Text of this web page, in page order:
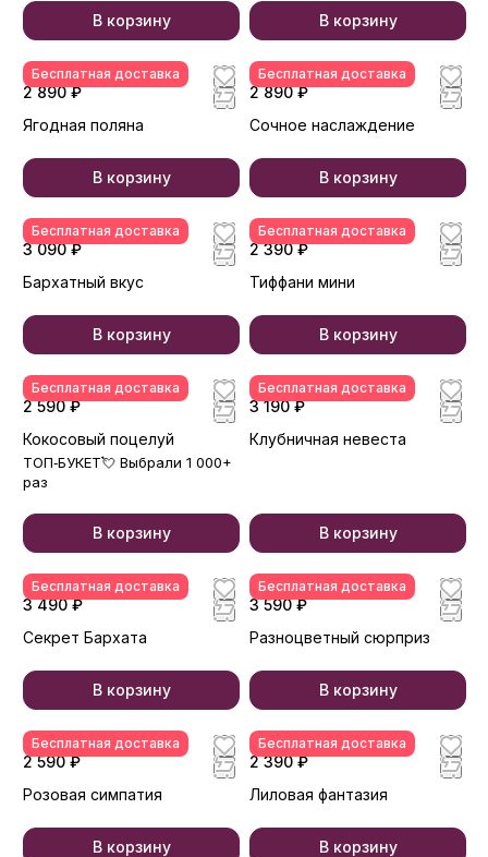
В корзину В корзину
Бесплатная доставка
2 890 ₽
Ягодная поляна
В корзину
Бесплатная доставка
2 890 ₽
Сочное наслаждение
В корзину
Бесплатная доставка
3 090 ₽
Бархатный вкус
В корзину
Бесплатная доставка
2 390 ₽
Тиффани мини
В корзину
Бесплатная доставка
2 590 ₽
Кокосовый поцелуй
ТОП‑БУКЕТ💘 Выбрали 1 000+
раз
В корзину
Бесплатная доставка
3 190 ₽
Клубничная невеста
В корзину
Бесплатная доставка
3 490 ₽
Секрет Бархата
В корзину
Бесплатная доставка
3 590 ₽
Разноцветный сюрприз
В корзину
Бесплатная доставка
2 590 ₽
Розовая симпатия
В корзину
Бесплатная доставка
2 390 ₽
Лиловая фантазия
В корзину